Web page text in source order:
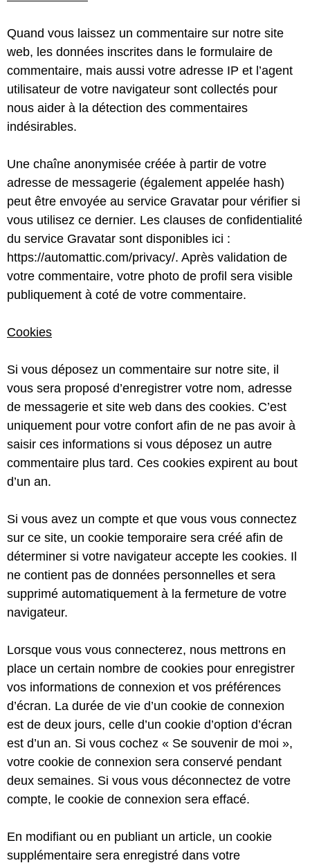
Quand vous laissez un commentaire sur notre site
web, les données inscrites dans le formulaire de
commentaire, mais aussi votre adresse IP et l’agent
utilisateur de votre navigateur sont collectés pour
nous aider à la détection des commentaires
indésirables.
Une chaîne anonymisée créée à partir de votre
adresse de messagerie (également appelée hash)
peut être envoyée au service Gravatar pour vérifier si
vous utilisez ce dernier. Les clauses de confidentialité
du service Gravatar sont disponibles ici :
https://automattic.com/privacy/. Après validation de
votre commentaire, votre photo de profil sera visible
publiquement à coté de votre commentaire.
Cookies
Si vous déposez un commentaire sur notre site, il
vous sera proposé d’enregistrer votre nom, adresse
de messagerie et site web dans des cookies. C’est
uniquement pour votre confort afin de ne pas avoir à
saisir ces informations si vous déposez un autre
commentaire plus tard. Ces cookies expirent au bout
d’un an.
Si vous avez un compte et que vous vous connectez
sur ce site, un cookie temporaire sera créé afin de
déterminer si votre navigateur accepte les cookies. Il
ne contient pas de données personnelles et sera
supprimé automatiquement à la fermeture de votre
navigateur.
Lorsque vous vous connecterez, nous mettrons en
place un certain nombre de cookies pour enregistrer
vos informations de connexion et vos préférences
d’écran. La durée de vie d’un cookie de connexion
est de deux jours, celle d’un cookie d’option d’écran
est d’un an. Si vous cochez « Se souvenir de moi »,
votre cookie de connexion sera conservé pendant
deux semaines. Si vous vous déconnectez de votre
compte, le cookie de connexion sera effacé.
En modifiant ou en publiant un article, un cookie
supplémentaire sera enregistré dans votre